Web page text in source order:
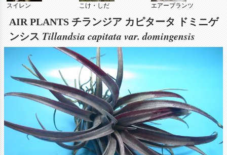
スイレン こけ・しだ エアープランツ
AIR PLANTS チランジア カピタータ ドミニゲ
ンシス Tillandsia capitata var. domingensis